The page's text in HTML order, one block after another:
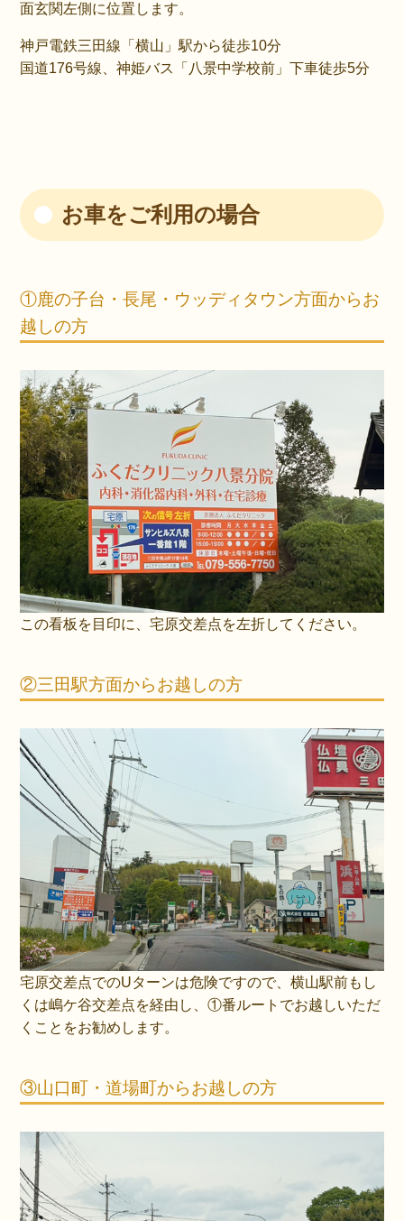
面玄関左側に位置します。
神戸電鉄三田線「横山」駅から徒歩10分
国道176号線、神姫バス「八景中学校前」下車徒歩5分
お車をご利用の場合
①鹿の子台・長尾・ウッディタウン方面からお
越しの方
この看板を目印に、宅原交差点を左折してください。
②三田駅方面からお越しの方
宅原交差点でのUターンは危険ですので、横山駅前もし
くは嶋ケ谷交差点を経由し、①番ルートでお越しいただ
くことをお勧めします。
③山口町・道場町からお越しの方